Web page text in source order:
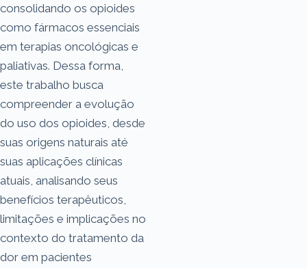
consolidando os opioides
como fármacos essenciais
em terapias oncológicas e
paliativas. Dessa forma,
este trabalho busca
compreender a evolução
do uso dos opioides, desde
suas origens naturais até
suas aplicações clínicas
atuais, analisando seus
benefícios terapêuticos,
limitações e implicações no
contexto do tratamento da
dor em pacientes